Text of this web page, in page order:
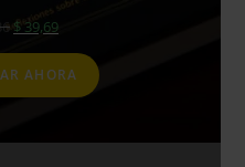
El
era:
$ 96,36.
$ 39,69El
actual
es:
$ 39,69.
AHORA